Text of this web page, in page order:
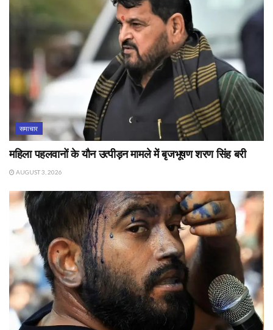
समाचार
महिला पहलवानों के यौन उत्पीड़न मामले में बृजभूषण शरण सिंह बरी
AUGUST 3, 2026